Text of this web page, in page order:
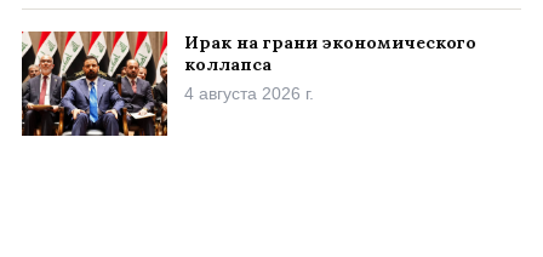
Ирак на грани экономического
коллапса
4 августа 2026 г.